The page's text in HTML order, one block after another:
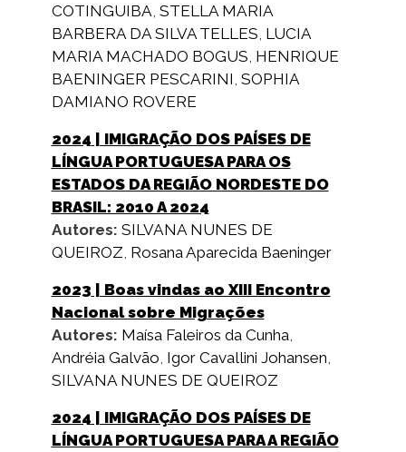
COTINGUIBA STELLA MARIA
BARBERA DA SILVA TELLES LUCIA
MARIA MACHADO BOGUS HENRIQUE
BAENINGER PESCARINI SOPHIA
DAMIANO ROVERE
2024 | IMIGRAÇÃO DOS PAÍSES DE
LÍNGUA PORTUGUESA PARA OS
ESTADOS DA REGIÃO NORDESTE DO
BRASIL: 2010 A 2024
Autores: SILVANA NUNES DE
QUEIROZ Rosana Aparecida Baeninger
2023 | Boas vindas ao XIII Encontro
Nacional sobre Migrações
Autores: Maísa Faleiros da Cunha,
Andréia Galvão Igor Cavallini Johansen
SILVANA NUNES DE QUEIROZ
2024 | IMIGRAÇÃO DOS PAÍSES DE
LÍNGUA PORTUGUESA PARA A REGIÃO